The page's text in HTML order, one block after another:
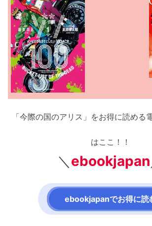
「今際の国のアリス」をお得に読める
はここ！！
＼ ebookjapan
ebookjapanでお得に読